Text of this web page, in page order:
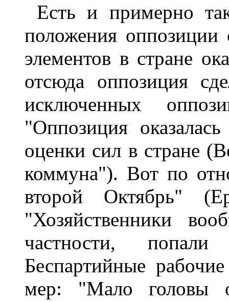
Есть и примерно
положения оппозиции
элементов в стране
отсюда оппозиция
исключенных
"Оппозиция
оценки сил в стране
коммуна"). Вот по
второй Октябрь"
"Хозяйственники
частности,
Беспартийные
мер: "Мало головы